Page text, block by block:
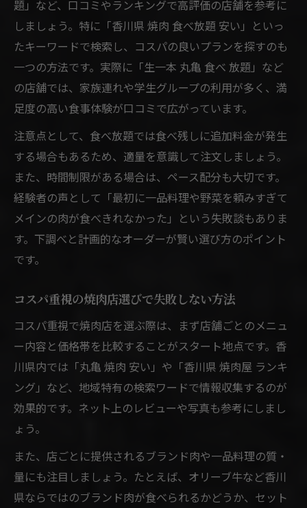
題」など、口コミやランキングで高評価の店舗を参考に
しましょう。特に「香川県 焼肉 食べ放題 安い」といっ
たキーワードで検索し、コスパの良いプランを探すのも
一つの方法です。実際に「生一本 丸亀 食べ 放題」など
の店舗では、家族連れや学生グループの利用が多く、満
足度の高い食事体験が口コミで広がっています。
注意点として、食べ放題では食べ残しに追加料金が発生
する場合もあるため、適量を意識して注文しましょう。
また、時間制限がある場合は、ペース配分も大切です。
経験者の声として「最初に一品料理や野菜を頼みすぎて
メインの肉が食べきれなかった」という失敗談もありま
す。下調べと計画的なオーダーが賢い選び方のポイント
です。
コスパ重視の焼肉店選びで失敗しない方法
コスパ重視で焼肉店を選ぶ際は、まず店舗ごとのメニュ
ー内容と価格帯を比較することがスタート地点です。香
川県内では「丸亀 焼肉 安い」や「香川県 焼肉屋 ランキ
ング」など、地域特有の検索ワードで情報収集するのが
効果的です。ネット上のレビューや写真も参考にしまし
ょう。
また、店ごとに提供されるブランド肉や一品料理の質・
量にも注目しましょう。たとえば、オリーブ牛など香川
県ならではのブランド肉が食べられるかどうか、セット